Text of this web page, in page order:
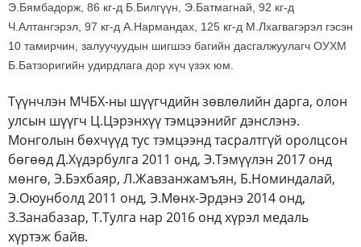
Э.Бямбадорж, 86 кг-д Б.Билгүүн, Э.Батмагнай, 92 кг-д
Ч.Алтангэрэл, 97 кг-д А.Нармандах, 125 кг-д М.Лхагвагэрэл гэсэн
10 тамирчин, залуучуудын шигшээ багийн дасгалжуулагч ОУХМ
Б.Батзоригийн удирдлага дор хүч үзэх юм.
Түүнчлэн МЧБХ-ны шүүгчдийн зөвлөлийн дарга, олон
улсын шүүгч Ц.Цэрэнхүү тэмцээнийг дэнслэнэ.
Монголын бөхчүүд тус тэмцээнд тасралтгүй оролцсон
бөгөөд Д.Хүдэрбулга 2011 онд, Э.Тэмүүлэн 2017 онд
мөнгө, Э.Бэхбаяр, Л.Жавзанжамъян, Б.Номиндалай,
Э.Оюунболд 2011 онд, Э.Мөнх-Эрдэнэ 2014 онд,
З.Занабазар, Т.Тулга нар 2016 онд хүрэл медаль
хүртэж байв.